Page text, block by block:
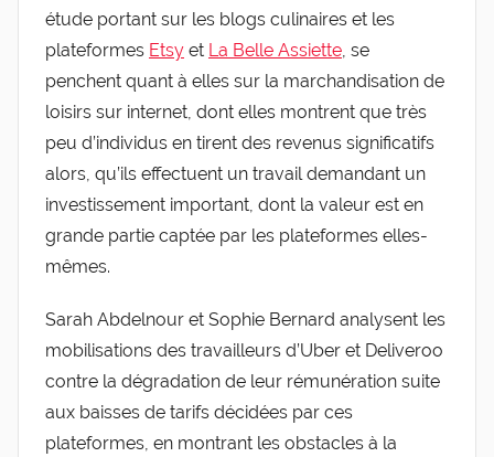
étude portant sur les blogs culinaires et les
plateformes Etsy et La Belle Assiette, se
penchent quant à elles sur la marchandisation de
loisirs sur internet, dont elles montrent que très
peu d’individus en tirent des revenus significatifs
alors, qu’ils effectuent un travail demandant un
investissement important, dont la valeur est en
grande partie captée par les plateformes elles-
mêmes.
Sarah Abdelnour et Sophie Bernard analysent les
mobilisations des travailleurs d’Uber et Deliveroo
contre la dégradation de leur rémunération suite
aux baisses de tarifs décidées par ces
plateformes, en montrant les obstacles à la